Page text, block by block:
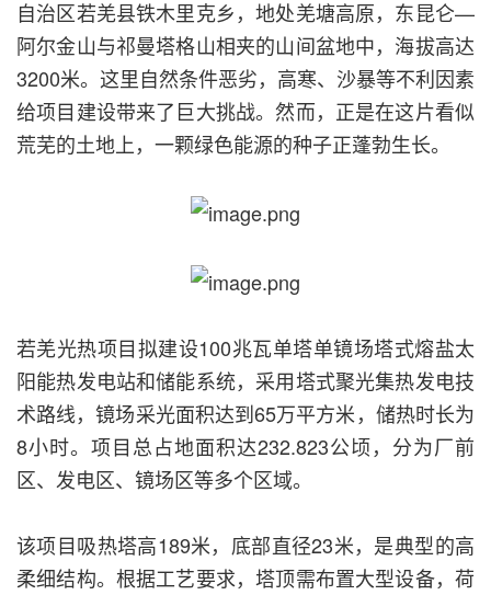
自治区若羌县铁木里克乡，地处羌塘高原，东昆仑—
阿尔金山与祁曼塔格山相夹的山间盆地中，海拔高达
3200米。这里自然条件恶劣，高寒、沙暴等不利因素
给项目建设带来了巨大挑战。然而，正是在这片看似
荒芜的土地上，一颗绿色能源的种子正蓬勃生长。
若羌光热项目拟建设100兆瓦单塔单镜场塔式熔盐太
阳能热发电站和储能系统，采用塔式聚光集热发电技
术路线，镜场采光面积达到65万平方米，储热时长为
8小时。项目总占地面积达232.823公顷，分为厂前
区、发电区、镜场区等多个区域。
该项目吸热塔高189米，底部直径23米，是典型的高
柔细结构。根据工艺要求，塔顶需布置大型设备，荷